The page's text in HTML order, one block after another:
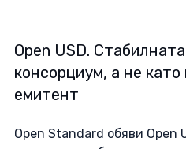
Open USD.
консорциум, а не
емитент
Open Standard обяви Open